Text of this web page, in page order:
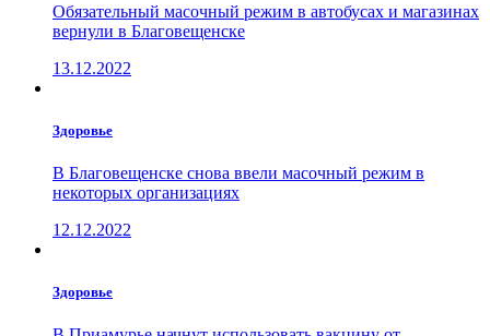
Обязательный масочный режим в автобусах и магазинах
вернули в Благовещенске
13.12.2022
Здоровье
В Благовещенске снова ввели масочный режим в
некоторых организациях
12.12.2022
Здоровье